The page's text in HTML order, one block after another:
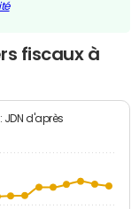
fiscaux à
d'après